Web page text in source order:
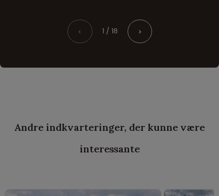
< 1 / 18 >
Andre indkvarteringer, der kunne være
interessante